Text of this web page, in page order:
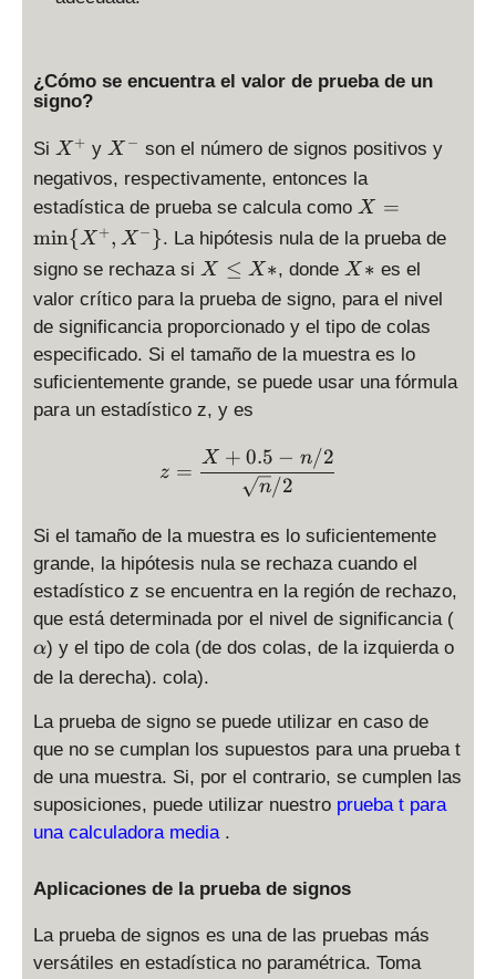
¿Cómo se encuentra el valor de prueba de un
signo?
Si X
^
+
X + yX
^
-
X − son el número de signos positivos y
negativos, respectivamente, entonces la
estadística de prueba se calcula como X
=
\
m
in
\
{
X
}
X =
min{X +, X −}. La hipótesis nula de la prueba de
signo se rechaza si X
\
le
X
*
X ≤ X ∗, dondeX
*
X ∗ es el
valor crítico para la prueba de signo, para el nivel
de significancia proporcionado y el tipo de colas
especificado. Si el tamaño de la muestra es lo
suficientemente grande, se puede usar una fórmula
para un estadístico z, y es
z = \frac{X + 0.5 - n/2
z =
n/2
X + 0.5 − n/2
Si el tamaño de la muestra es lo suficientemente
grande, la hipótesis nula se rechaza cuando el
estadístico z se encuentra en la región de rechazo,
que está determinada por el nivel de significancia (
a
α) y el tipo de cola (de dos colas, de la izquierda o
de la derecha). cola).
La prueba de signo se puede utilizar en caso de
que no se cumplan los supuestos para una prueba t
de una muestra. Si, por el contrario, se cumplen las
suposiciones, puede utilizar nuestro prueba t para
una calculadora media .
Aplicaciones de la prueba de signos
La prueba de signos es una de las pruebas más
versátiles en estadística no paramétrica. Toma